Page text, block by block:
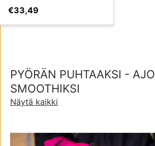
Normaali hinta
€33,49
PYÖRÄN PUHTAAKSI - AJO
SMOOTHIKSI
Näytä kaikki